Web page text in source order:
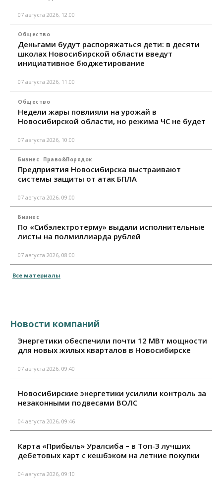
07 августа 2026, 12:00
Общество
Деньгами будут распоряжаться дети: в десяти
школах Новосибирской области введут
инициативное бюджетирование
07 августа 2026, 11:00
Общество
Недели жары повлияли на урожай в
Новосибирской области, но режима ЧС не будет
07 августа 2026, 10:00
Бизнес Право&Порядок
Предприятия Новосибирска выстраивают
системы защиты от атак БПЛА
07 августа 2026, 09:00
Бизнес
По «Сибэлектротерму» выдали исполнительные
листы на полмиллиарда рублей
07 августа 2026, 08:00
Все материалы
Новости компаний
Энергетики обеспечили почти 12 МВт мощности
для новых жилых кварталов в Новосибирске
07 августа 2026, 09:40
Новосибирские энергетики усилили контроль за
незаконными подвесами ВОЛС
04 августа 2026, 09:46
Карта «Прибыль» Уралсиба – в Топ-3 лучших
дебетовых карт с кешбэком на летние покупки
04 августа 2026, 09:10